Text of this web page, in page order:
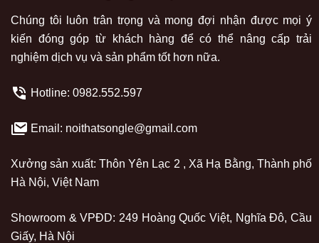
Chúng tôi luôn trân trọng và mong đợi nhận được mọi ý
kiến đóng góp từ khách hàng để có thể nâng cấp trải
nghiệm dịch vụ và sản phẩm tốt hơn nữa.
Hotline: 0982.552.597
Email: noithatsongle@gmail.com
Xưởng sản xuất: Thôn Yên Lạc 2 , Xã Hạ Bằng, Thành phố
Hà Nội, Việt Nam
Showroom & VPĐD: 249 Hoàng Quốc Việt, Nghĩa Đô, Cầu
Giấy, Hà Nội